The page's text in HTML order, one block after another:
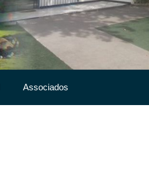
Associados